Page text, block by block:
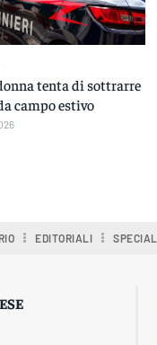
tenta di sottrarre
campo estivo
EDITORIALI